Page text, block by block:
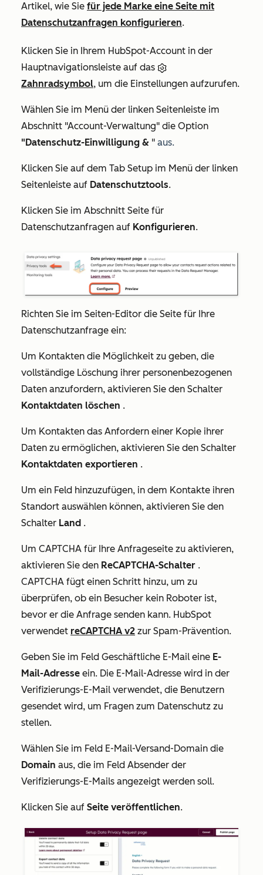
Artikel, wie Sie für jede Marke eine Seite mit
Datenschutzanfragen konfigurieren.
Klicken Sie in Ihrem HubSpot-Account in der
Hauptnavigationsleiste auf das
Zahnradsymbol, um die Einstellungen aufzurufen.
Wählen Sie im Menü der linken Seitenleiste im
Abschnitt "Account-Verwaltung" die Option
"Datenschutz-Einwilligung & " aus.
Klicken Sie auf dem Tab Setup im Menü der linken
Seitenleiste auf Datenschutztools.
Klicken Sie im Abschnitt Seite für
Datenschutzanfragen auf Konfigurieren.
Richten Sie im Seiten-Editor die Seite für Ihre
Datenschutzanfrage ein:
Um Kontakten die Möglichkeit zu geben, die
vollständige Löschung ihrer personenbezogenen
Daten anzufordern, aktivieren Sie den Schalter
Kontaktdaten löschen .
Um Kontakten das Anfordern einer Kopie ihrer
Daten zu ermöglichen, aktivieren Sie den Schalter
Kontaktdaten exportieren .
Um ein Feld hinzuzufügen, in dem Kontakte ihren
Standort auswählen können, aktivieren Sie den
Schalter Land .
Um CAPTCHA für Ihre Anfrageseite zu aktivieren,
aktivieren Sie den ReCAPTCHA-Schalter .
CAPTCHA fügt einen Schritt hinzu, um zu
überprüfen, ob ein Besucher kein Roboter ist,
bevor er die Anfrage senden kann. HubSpot
verwendet reCAPTCHA v2 zur Spam-Prävention.
Geben Sie im Feld Geschäftliche E-Mail eine E-
Mail-Adresse ein. Die E-Mail-Adresse wird in der
Verifizierungs-E-Mail verwendet, die Benutzern
gesendet wird, um Fragen zum Datenschutz zu
stellen.
Wählen Sie im Feld E-Mail-Versand-Domain die
Domain aus, die im Feld Absender der
Verifizierungs-E-Mails angezeigt werden soll.
Klicken Sie auf Seite veröffentlichen.